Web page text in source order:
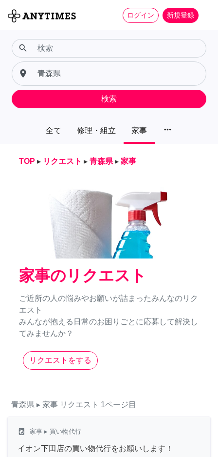
ログイン 新規登録
全て 修理・組立 家事 more_horiz
search
place
検索
TOP ▸ リクエスト ▸ 青森県 ▸ 家事
家事のリクエスト
ご近所の人の悩みやお願いが詰まったみんなのリク
エスト
みんなが抱える日常のお困りごとに応募して解決し
てみませんか？
リクエストをする
青森県 ▸ 家事 リクエスト 1ページ目
local_laundry_service 家事 ▸ 買い物代行
イオン下田店の買い物代行をお願いします！